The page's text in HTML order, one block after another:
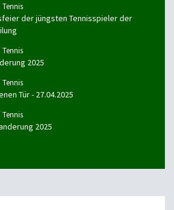
Tennis
der jüngsten Tennisspieler der
Tennis
2025
Tennis
Tür - 27.04.2025
Tennis
2025